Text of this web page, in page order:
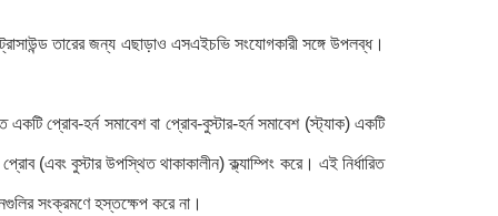
তারের জন্য এছাড়াও এসএইচভি সংযোগকারী সঙ্গে উপলব্ধ।
প্রোব-হর্ন সমাবেশ বা প্রোব-বুস্টার-হর্ন সমাবেশ (স্ট্যাক) একটি
(এবং বুস্টার উপস্থিত থাকাকালীন) ক্ল্যাম্পিং করে। এই নির্ধারিত
সংক্রমণে হস্তক্ষেপ করে না।